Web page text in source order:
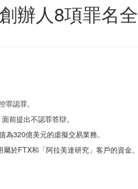
辦人8項罪名
認罪。
前提出不認罪答辯。
320億美元的虛擬交易業務。
於FTX和「阿拉美達研究」客戶的資金。